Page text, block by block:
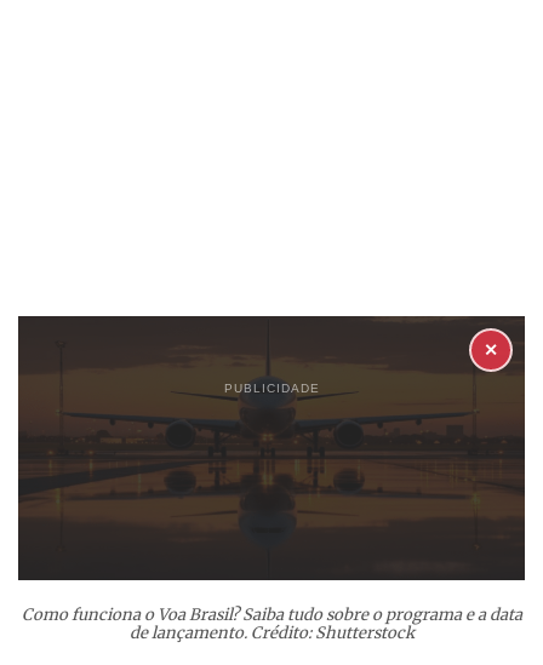
PUBLICIDADE
✕
Como funciona o Voa Brasil? Saiba tudo sobre o programa e a data
de lançamento. Crédito: Shutterstock